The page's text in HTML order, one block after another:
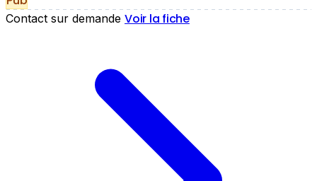
Contact sur demande Voir la fiche